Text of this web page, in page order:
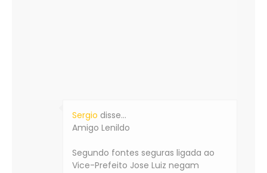
Sergio disse…
Amigo Lenildo
Segundo fontes seguras ligada ao
Vice-Prefeito Jose Luiz negam